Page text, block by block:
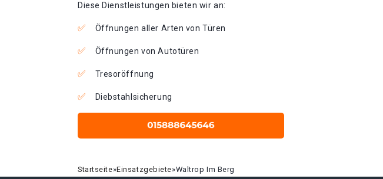
Diese Dienstleistungen bieten wir an:
Öffnungen aller Arten von Türen
Öffnungen von Autotüren
Tresoröffnung
Diebstahlsicherung
Startseite»Einsatzgebiete»Waltrop Im Berg